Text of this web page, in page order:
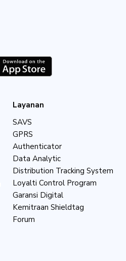
Layanan
SAVS
GPRS
Authenticator
Data Analytic
Distribution Tracking System
Loyalti Control Program
Garansi Digital
Kemitraan Shieldtag
Forum